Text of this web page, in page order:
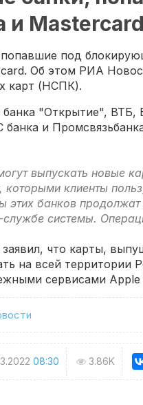
и Mastercard
под
Об этом РИА
карт (НСПК).
банка "Открытие",
и
выпускать новые
которыми клиенты
этих банков
службе системы.
что карты,
на всей территории
сервисами Apple
08:30 3.86K